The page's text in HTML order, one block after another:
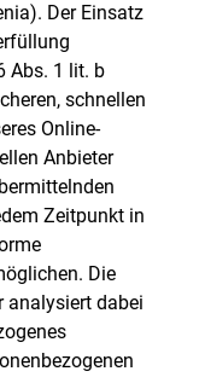
Der Einsatz
Abs. 1 lit. b
schnellen
Online-
Anbieter
Zeitpunkt in
Die
analysiert dabei